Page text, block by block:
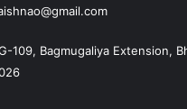
109, Bagmugaliya Extension,